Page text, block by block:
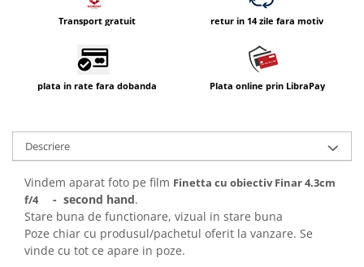
Transport gratuit retur in 14 zile fara motiv
plata in rate fara dobanda Plata online prin LibraPay
Descriere
Vindem aparat foto pe film Finetta cu obiectiv Finar 4.3cm
f/4
- second hand.
Stare buna de functionare, vizual in stare buna
Poze chiar cu produsul/pachetul oferit la vanzare. Se
vinde cu tot ce apare in poze.